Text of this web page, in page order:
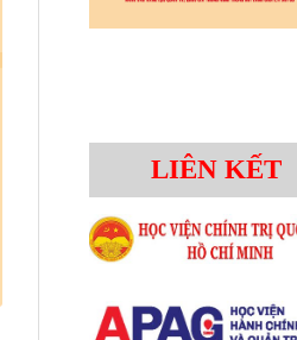
LIÊN KẾT